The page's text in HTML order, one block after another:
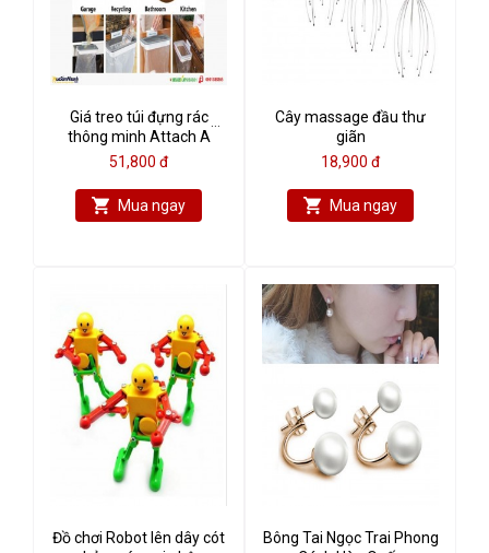
Giá treo túi đựng rác
thông minh Attach A
Trash
51,800 đ
Mua ngay
Cây massage đầu thư
giãn
18,900 đ
Mua ngay
Đồ chơi Robot lên dây cót
Bông Tai Ngọc Trai Phong